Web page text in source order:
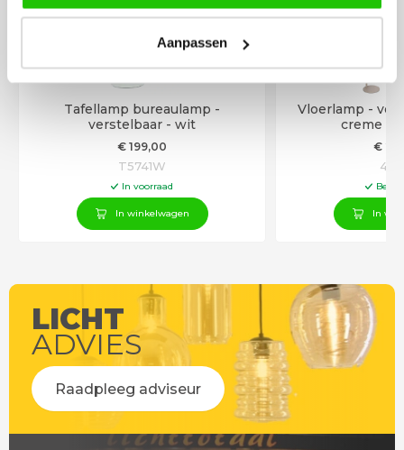
Aanpassen
Tafellamp bureaulamp -
verstelbaar - wit
€ 199,00
T5741W
In voorraad
In winkelwagen
Vloerlamp -
creme -
€
In
LICHT
ADVIES
Raadpleeg adviseur